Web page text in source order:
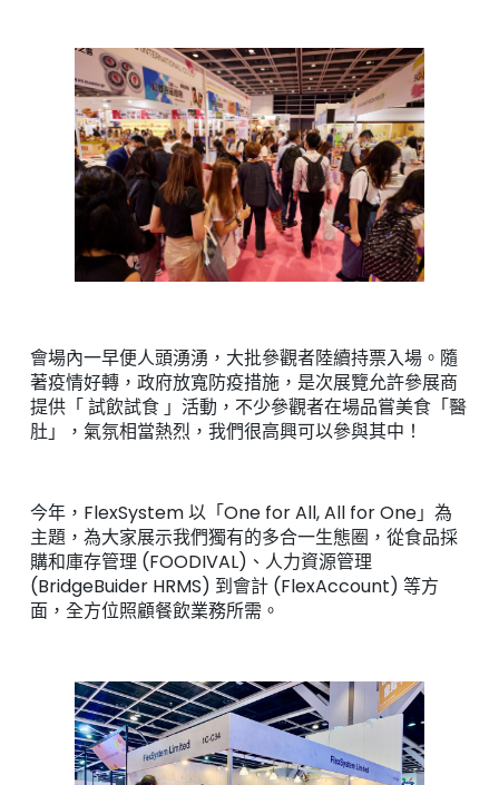
會場內一早便人頭湧湧，大批參觀者陸續持票入場。隨
著疫情好轉，政府放寬防疫措施，是次展覽允許參展商
提供「 試飲試食 」活動，不少參觀者在場品嘗美食「醫
肚」，氣氛相當熱烈，我們很高興可以參與其中！
今年，FlexSystem 以「One for All, All for One」為
主題，為大家展示我們獨有的多合一生態圈，從食品採
購和庫存管理 (FOODIVAL)、人力資源管理
(BridgeBuider HRMS) 到會計 (FlexAccount) 等方
面，全方位照顧餐飲業務所需。